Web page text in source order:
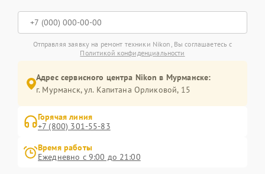
Отправляя заявку на ремонт техники Nikon, Вы соглашаетесь с
Политикой конфиденциальности
Адрес сервисного центра Nikon в Мурманске:
г. Мурманск, ул. Капитана Орликовой, 15
Горячая линия
+7 (800) 301-55-83
Время работы
Ежедневно с 9:00 до 21:00